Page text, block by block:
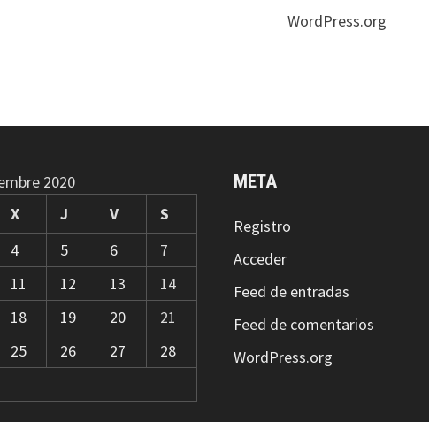
WordPress.org
2020
X J V
S
4 5 6
7
11 12 13
14
18 19 20
21
25 26 27
28
META
Registro
Acceder
Feed de entradas
Feed de comentarios
WordPress.org